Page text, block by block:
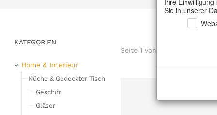
Seite 1 von 4 Artikel
KATEGORIEN
Home & Interieur
Küche & Gedeckter Tisch
Geschirr
Gläser
Ihre
Sie in unserer